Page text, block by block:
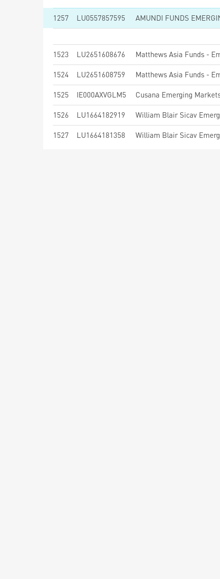
1257 LU0557857595
1523 LU2651608676
1524 LU2651608759
1525 IE000AXVGLM5 Cusana Emerging
1526 LU1664182919
1527 LU1664181358